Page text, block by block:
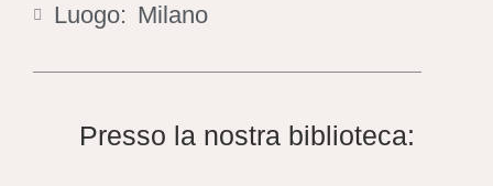
Luogo: Milano
Presso la nostra biblioteca: